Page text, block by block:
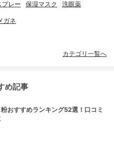
プレー 保湿マスク 洗眼薬
ガネ
カテゴリ一覧へ
め記事
おすすめランキング52選！口コミ